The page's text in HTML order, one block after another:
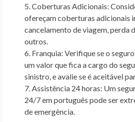
Coberturas Adicionais:
ofereçam coberturas adicionais
cancelamento de viagem, perda
outros.
Franquia: Verifique se o
um valor que fica a cargo do
sinistro, e avalie se é aceitável
Assistência 24 horas: Um
24/7 em português pode ser
de emergência.